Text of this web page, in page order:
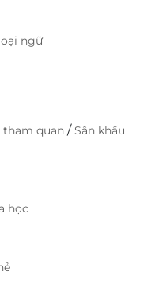
ngữ
quan /Sân khấu
học